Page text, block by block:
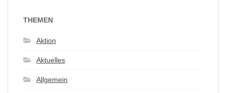
THEMEN
Aktion
Aktuelles
Allgemein